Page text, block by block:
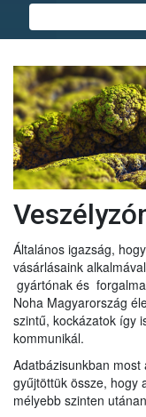
Általános igazság,
vásárlásaink
gyártónak és
Noha Magyarország
szintű, kockázatok így
kommunikál.
Adatbázisunkban most
gyűjtöttük össze, hogy
mélyebb szinten